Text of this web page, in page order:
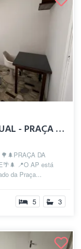
QUARTO FEMININO INDIVIDUAL - PRAÇA DA S...
DA
📍O AP está
da Praça...
5 3